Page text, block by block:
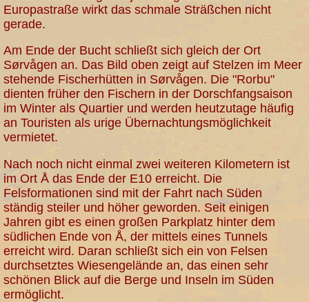
Europastraße wirkt das schmale Sträßchen nicht
gerade.
Am Ende der Bucht schließt sich gleich der Ort
Sørvågen an. Das Bild oben zeigt auf Stelzen im Meer
stehende Fischerhütten in Sørvågen. Die "Rorbu"
dienten früher den Fischern in der Dorschfangsaison
im Winter als Quartier und werden heutzutage häufig
an Touristen als urige Übernachtungsmöglichkeit
vermietet.
Nach noch nicht einmal zwei weiteren Kilometern ist
im Ort Å das Ende der E10 erreicht. Die
Felsformationen sind mit der Fahrt nach Süden
ständig steiler und höher geworden. Seit einigen
Jahren gibt es einen großen Parkplatz hinter dem
südlichen Ende von Å, der mittels eines Tunnels
erreicht wird. Daran schließt sich ein von Felsen
durchsetztes Wiesengelände an, das einen sehr
schönen Blick auf die Berge und Inseln im Süden
ermöglicht.